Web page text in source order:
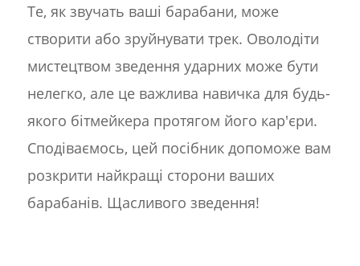
Те, як звучать ваші барабани, може
створити або зруйнувати трек. Оволодіти
мистецтвом зведення ударних може бути
нелегко, але це важлива навичка для будь-
якого бітмейкера протягом його кар'єри.
Сподіваємось, цей посібник допоможе вам
розкрити найкращі сторони ваших
барабанів. Щасливого зведення!